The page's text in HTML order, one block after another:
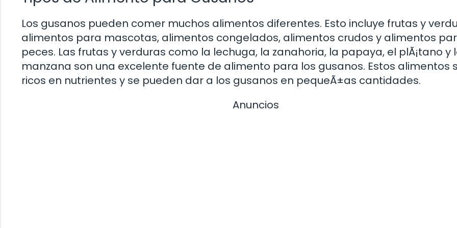
Los gusanos pueden comer muchos alimentos diferentes. Esto incluye frutas y
alimentos para mascotas, alimentos congelados, alimentos crudos y alimentos
peces. Las frutas y verduras como la lechuga, la zanahoria, la papaya, el plÃ¡tano y
manzana son una excelente fuente de alimento para los gusanos. Estos alimentos
ricos en nutrientes y se pueden dar a los gusanos en pequeÃ±as cantidades.
Anuncios